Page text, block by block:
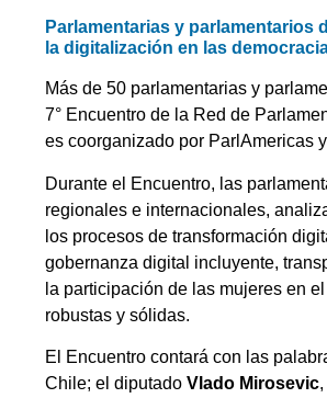
Parlamentarias y parlamentarios
la digitalización en las
Más de 50 parlamentarias y
7° Encuentro de la Red de
es coorganizado por ParlAmericas
Durante el Encuentro, las
regionales e internacionales,
los procesos de transformación
gobernanza digital incluyente,
la participación de las mujeres en
robustas y sólidas.
El Encuentro contará con las
Chile; el diputadoVlado Mirosevic